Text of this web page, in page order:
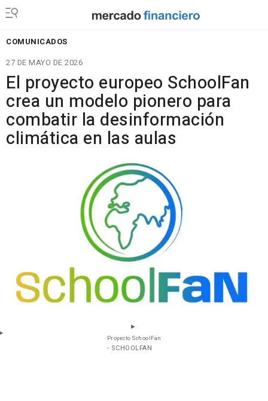
COMUNICADOS
27 DE MAYO DE 2026
El proyecto europeo SchoolFan
crea un modelo pionero para
combatir la desinformación
climática en las aulas
Proyecto SchoolFan
- SCHOOLFAN